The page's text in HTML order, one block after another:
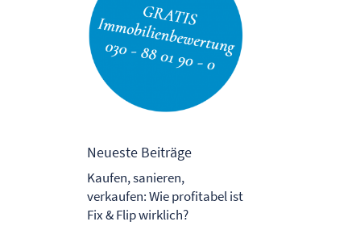
Neueste Beiträge
Kaufen, sanieren,
verkaufen: Wie profitabel ist
Fix & Flip wirklich?